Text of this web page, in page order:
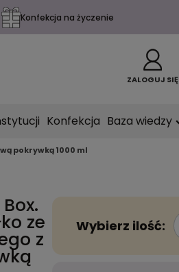
Konfekcja na życzenie
ZALOGUJ SIĘ
Konfekcja Baza wiedzy
pokrywką 1000 ml
ze
z
Wybierz ilość: